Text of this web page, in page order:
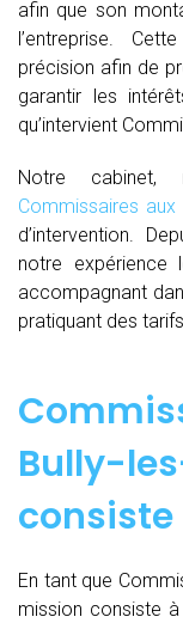
afin que son
l’entreprise.
précision afin de
garantir les
qu’intervient
Notre
Commissaires aux
d’intervention.
notre expérience
accompagnant
pratiquant des
Bully-
consiste
En tant que
mission consiste